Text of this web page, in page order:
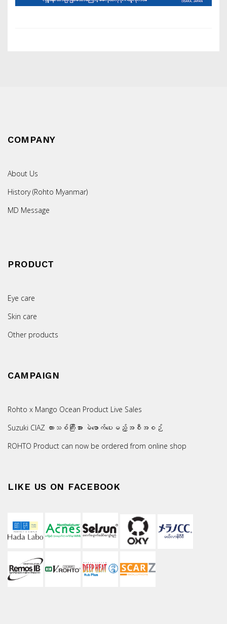
COMPANY
About Us
History (Rohto Myanmar)
MD Message
PRODUCT
Eye care
Skin care
Other products
CAMPAIGN
Rohto x Mango Ocean Product Live Sales
Suzuki CIAZ ကားသစ်ကြီးအား မဲဖောက်ပေးမည့်အစီအစဉ်
ROHTO Product can now be ordered from online shop
LIKE US ON FACEBOOK